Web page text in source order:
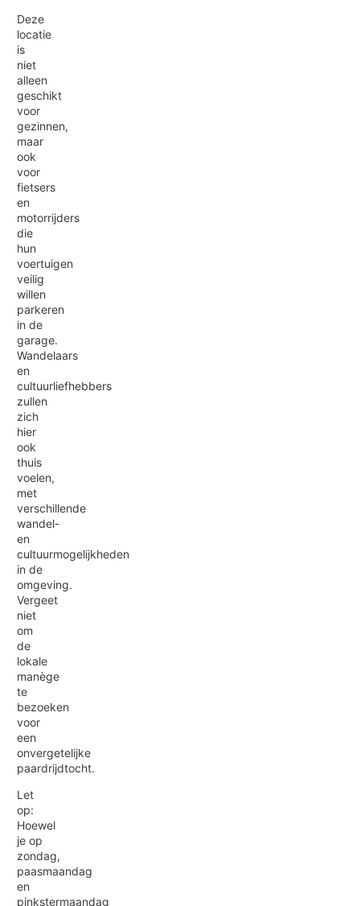
Deze
locatie
is
niet
alleen
geschikt
voor
gezinnen,
maar
ook
voor
fietsers
en
motorrijders
die
hun
voertuigen
veilig
willen
parkeren
in de
garage.
Wandelaars
en
cultuurliefhebbers
zullen
zich
hier
ook
thuis
voelen,
met
verschillende
wandel-
en
cultuurmogelijkheden
in de
omgeving.
Vergeet
niet
om
de
lokale
manège
te
bezoeken
voor
een
onvergetelijke
paardrijdtocht.
Let
op:
Hoewel
je op
zondag,
paasmaandag
en
pinkstermaandag